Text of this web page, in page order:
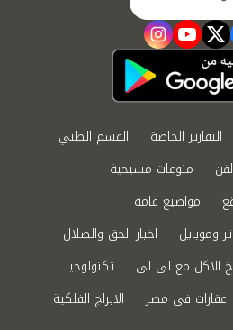
twitter
youtube
instagram
التقارير الخاصة
القسم الطبي
منوعات مسيحية
مواضيع عامة
وموبايل
اخبار الحق والضلال
الاكل مع لى لى
تكنولوجيا
عقارات في مصر
الابراج الفلكية